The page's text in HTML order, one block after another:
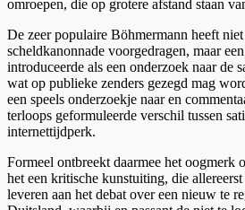
omroepen, die op grotere afstand staan
De zeer populaire Böhmermann heeft niet
scheldkanonnade voorgedragen, maar
introduceerde als een onderzoek naar de
wat op publieke zenders gezegd mag
een speels onderzoekje naar en
terloops geformuleerde verschil tussen
internettijdperk.
Formeel ontbreekt daarmee het oogmerk
het een kritische kunstuiting, die
leveren aan het debat over een nieuw te